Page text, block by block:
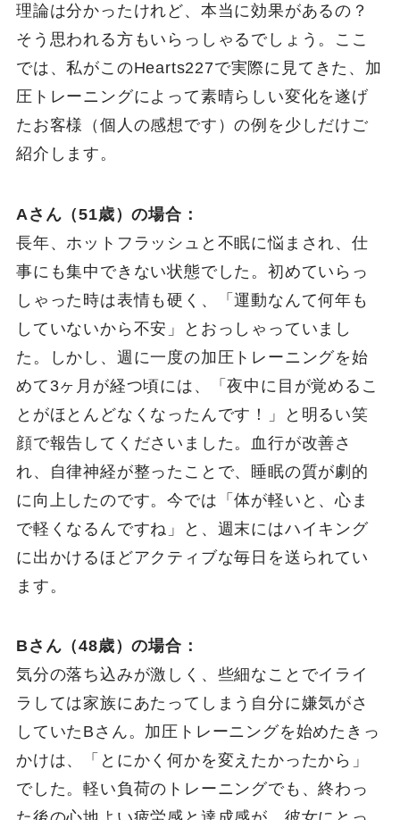
理論は分かったけれど、本当に効果があるの？
そう思われる方もいらっしゃるでしょう。ここ
では、私がこのHearts227で実際に見てきた、加
圧トレーニングによって素晴らしい変化を遂げ
たお客様（個人の感想です）の例を少しだけご
紹介します。
Aさん（51歳）の場合：
長年、ホットフラッシュと不眠に悩まされ、仕
事にも集中できない状態でした。初めていらっ
しゃった時は表情も硬く、「運動なんて何年も
していないから不安」とおっしゃっていまし
た。しかし、週に一度の加圧トレーニングを始
めて3ヶ月が経つ頃には、「夜中に目が覚めるこ
とがほとんどなくなったんです！」と明るい笑
顔で報告してくださいました。血行が改善さ
れ、自律神経が整ったことで、睡眠の質が劇的
に向上したのです。今では「体が軽いと、心ま
で軽くなるんですね」と、週末にはハイキング
に出かけるほどアクティブな毎日を送られてい
ます。
Bさん（48歳）の場合：
気分の落ち込みが激しく、些細なことでイライ
ラしては家族にあたってしまう自分に嫌気がさ
していたBさん。加圧トレーニングを始めたきっ
かけは、「とにかく何かを変えたかったから」
でした。軽い負荷のトレーニングでも、終わっ